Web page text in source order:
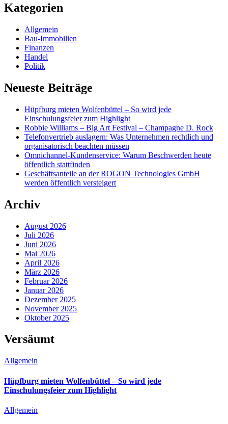
Kategorien
Allgemein
Bau-Immobilien
Finanzen
Handel
Politik
Neueste Beiträge
Hüpfburg mieten Wolfenbüttel – So wird jede
Einschulungsfeier zum Highlight
Robbie Williams – Big Art Festival – Champagne D. Rock
Telefonvertrieb auslagern: Was Unternehmen rechtlich und
organisatorisch beachten müssen
Omnichannel-Kundenservice: Warum Beschwerden heute
öffentlich stattfinden
Geschäftsanteile an der ROGON Technologies GmbH
werden öffentlich versteigert
Archiv
August 2026
Juli 2026
Juni 2026
Mai 2026
April 2026
März 2026
Februar 2026
Januar 2026
Dezember 2025
November 2025
Oktober 2025
Versäumt
Allgemein
Hüpfburg mieten Wolfenbüttel – So wird jede
Einschulungsfeier zum Highlight
Allgemein